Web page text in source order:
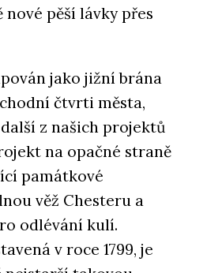
pěší lávky přes
jako jižní brána
čtvrti města,
z našich projektů
na opačné straně
památkové
věž Chesteru a
odlévání kulí.
v roce 1799, je